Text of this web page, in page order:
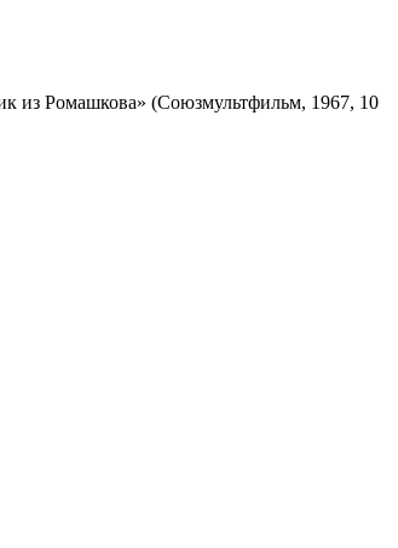
из Ромашкова» (Союзмультфильм, 1967, 10